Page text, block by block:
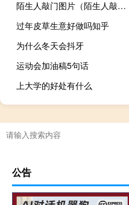
陌生人敲门图片（陌生人敲门）
过年皮草生意好做吗知乎
为什么冬天会抖牙
运动会加油稿5句话
上大学的好处有什么
公告